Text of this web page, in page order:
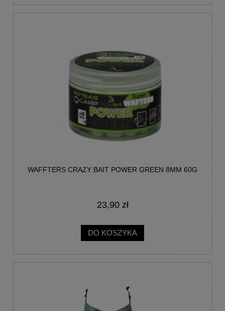
WAFFTERS CRAZY BAIT POWER GREEN 8MM 60G
23,90 zł
DO KOSZYKA